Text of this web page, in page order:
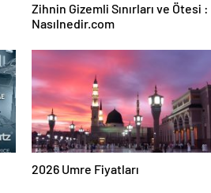
Zihnin Gizemli Sınırları ve Ötesi :
Nasılnedir.com
2026 Umre Fiyatları